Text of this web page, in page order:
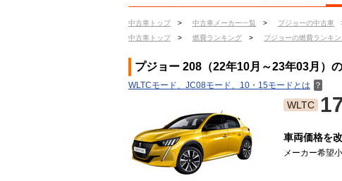
中古車トップ > 中古車メーカー一覧 > プジョーの中古車
中古車トップ
> 燃費ランキング > プジョーの燃費ランキ
プジョー 208（22年10月～23年03月）
WLTCモード、JC08モード、10・15モードとは ？
WLTC
車両価格を
メーカー希望